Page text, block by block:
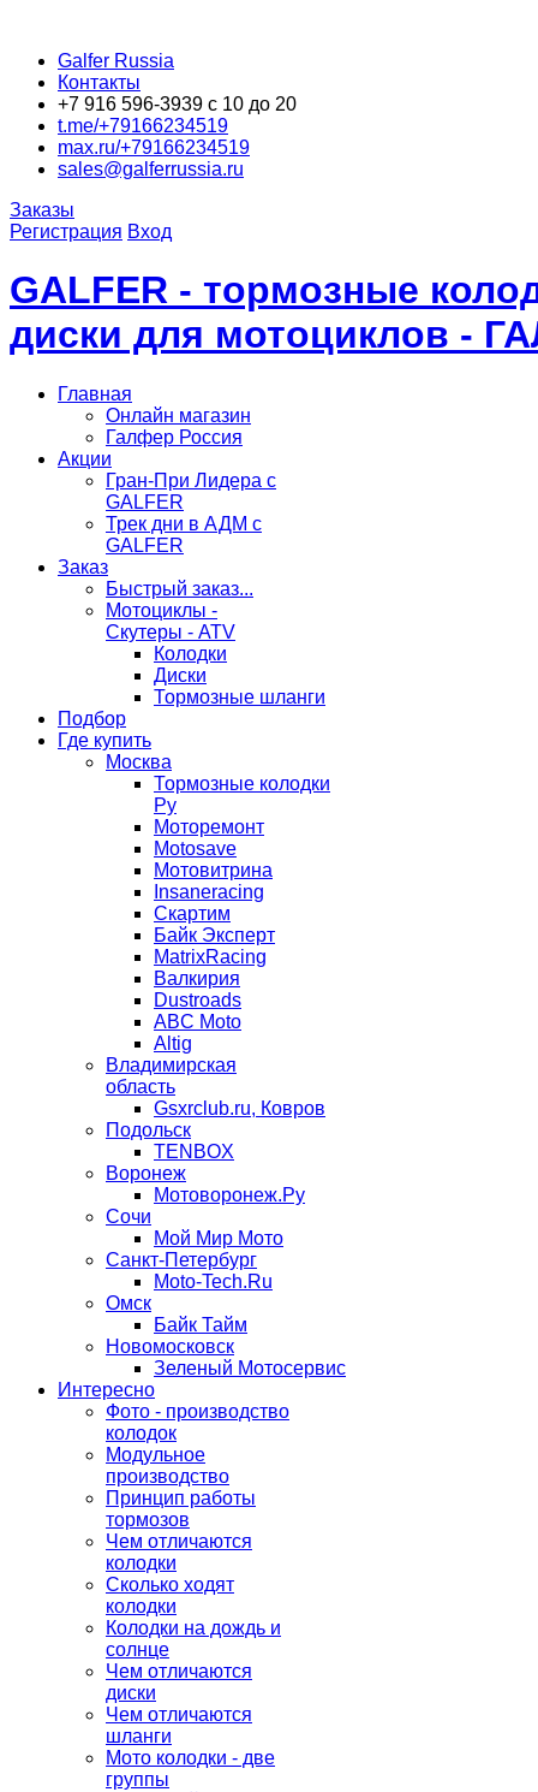
Galfer Russia
Контакты
+7 916 596-3939 с 10 до 20
t.me/+79166234519
max.ru/+79166234519
sales@galferrussia.ru
Заказы
Регистрация Вход
GALFER - тормозные
диски для мотоциклов -
Главная
Онлайн магазин
Галфер Россия
Акции
Гран-При Лидера c
GALFER
Трек дни в АДМ с
GALFER
Заказ
Быстрый заказ...
Мотоциклы -
Скутеры - ATV
Колодки
Диски
Тормозные шланги
Подбор
Где купить
Москва
Тормозные колодки
Ру
Моторемонт
Motosave
Мотовитрина
Insaneracing
Скартим
Байк Эксперт
MatrixRacing
Валкирия
Dustroads
ABC Moto
Altig
Владимирская
область
Gsxrclub.ru, Ковров
Подольск
TENBOX
Воронеж
Мотоворонеж.Ру
Сочи
Мой Мир Мото
Санкт-Петербург
Moto-Tech.Ru
Омск
Байк Тайм
Новомосковск
Зеленый Мотосервис
Интересно
Фото - производство
колодок
Модульное
производство
Принцип работы
тормозов
Чем отличаются
колодки
Сколько ходят
колодки
Колодки на дождь и
солнце
Чем отличаются
диски
Чем отличаются
шланги
Мото колодки - две
группы